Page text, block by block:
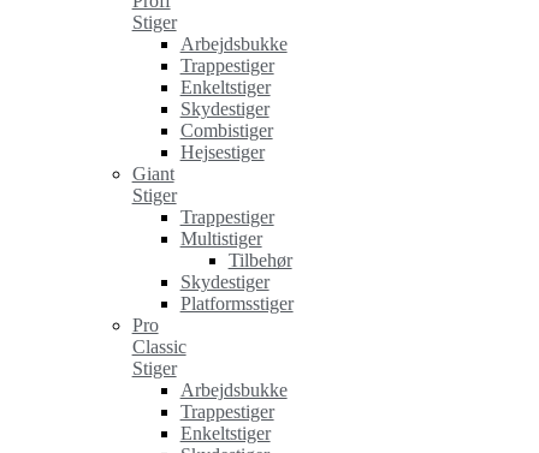
Stiger
Arbejdsbukke
Trappestiger
Enkeltstiger
Skydestiger
Combistiger
Hejsestiger
Giant
Stiger
Trappestiger
Multistiger
Tilbehør
Skydestiger
Platformsstiger
Pro
Classic
Stiger
Arbejdsbukke
Trappestiger
Enkeltstiger